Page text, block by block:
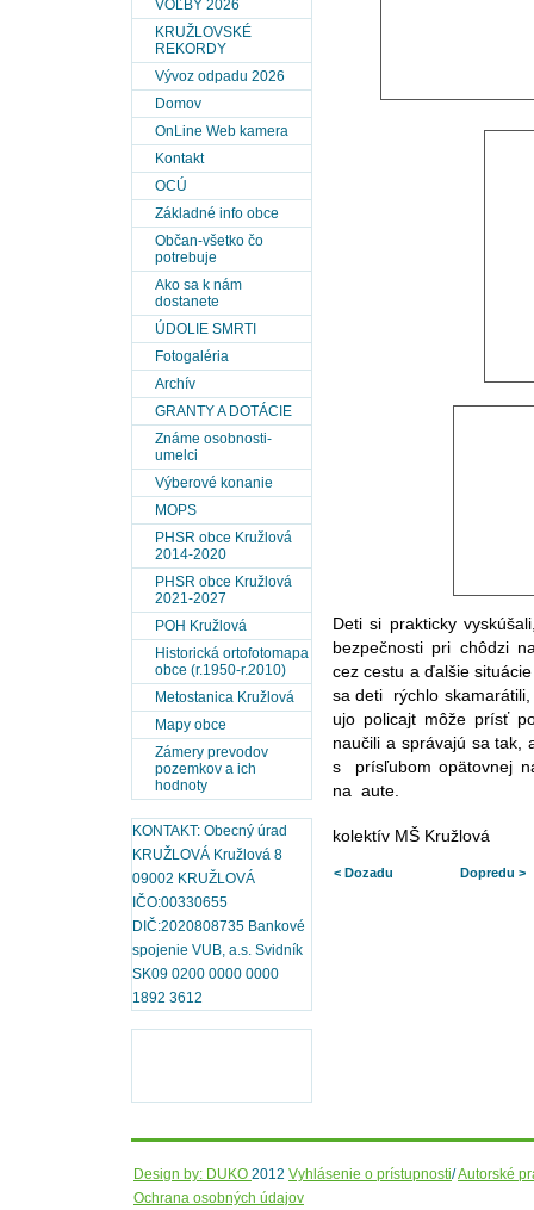
VOĽBY 2026
KRUŽLOVSKÉ
REKORDY
Vývoz odpadu 2026
Domov
OnLine Web kamera
Kontakt
OCÚ
Základné info obce
Občan-všetko čo
potrebuje
Ako sa k nám
dostanete
ÚDOLIE SMRTI
Fotogaléria
Archív
GRANTY A DOTÁCIE
Známe osobnosti-
umelci
Výberové konanie
MOPS
PHSR obce Kružlová
2014-2020
PHSR obce Kružlová
2021-2027
POH Kružlová
Historická ortofotomapa
obce (r.1950-r.2010)
Metostanica Kružlová
Mapy obce
Zámery prevodov
pozemkov a ich
hodnoty
KONTAKT: Obecný úrad
KRUŽLOVÁ Kružlová 8
09002 KRUŽLOVÁ
IČO:00330655
DIČ:2020808735 Bankové
spojenie VUB, a.s. Svidník
SK09 0200 0000 0000
1892 3612
Deti si prakticky
bezpečnosti pri chôdzi
cez cestu a ďalšie
sa deti rýchlo
ujo policajt môže prísť
naučili a správajú sa tak,
s prísľubom opätovnej
na aute.
kolektív MŠ Kružlová
< Dozadu Dopredu >
Design by: DUKO 2012 Vyhlásenie o prístupnosti/Autorské
Ochrana osobných údajov